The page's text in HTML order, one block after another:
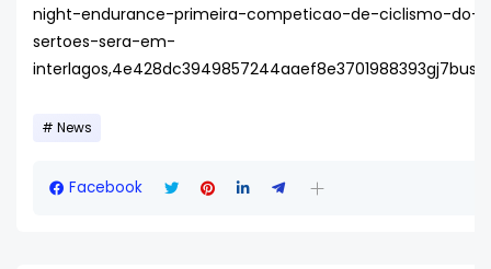
night-endurance-primeira-competicao-de-ciclismo-do-
sertoes-sera-em-
News
Facebook